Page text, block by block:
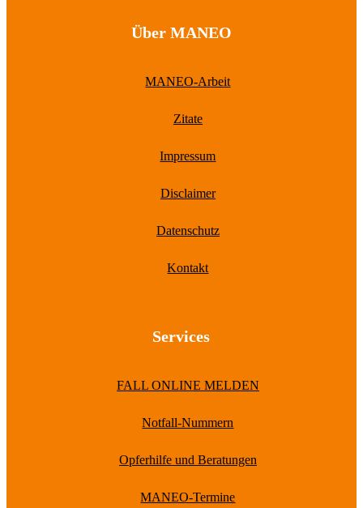
Über MANEO
MANEO-Arbeit
Zitate
Impressum
Disclaimer
Datenschutz
Kontakt
Services
FALL ONLINE MELDEN
Notfall-Nummern
Opferhilfe und Beratungen
MANEO-Termine